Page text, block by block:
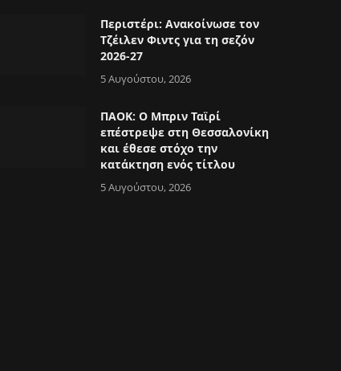
Περιστέρι: Ανακοίνωσε τον
Τζέιλεν Φιντς για τη σεζόν
2026-27
5 Αυγούστου, 2026
ΠΑΟΚ: Ο Μπριν Ταϊρί
επέστρεψε στη Θεσσαλονίκη
και έθεσε στόχο την
κατάκτηση ενός τίτλου
5 Αυγούστου, 2026